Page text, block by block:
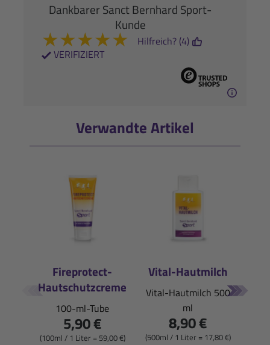
Dankbarer Sanct Bernhard Sport-
Kunde
★★★★★
VERIFIZIERT
Hilfreich? (4)
Verwandte Artikel
Fireprotect-
Hautschutzcreme
100-ml-Tube
5,90 €
(100ml / 1 Liter = 59,00 €)
Vital-Hautmilch
Vital-Hautmilch 500
ml
8,90 €
(500ml / 1 Liter = 17,80 €)